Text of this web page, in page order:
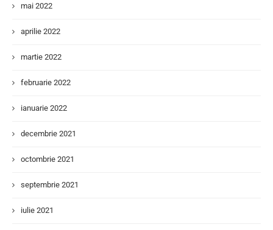
mai 2022
aprilie 2022
martie 2022
februarie 2022
ianuarie 2022
decembrie 2021
octombrie 2021
septembrie 2021
iulie 2021